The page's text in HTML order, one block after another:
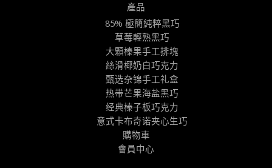
產品
85% 極簡純粹黑巧
草莓輕熟黑巧
大顆榛果手工排塊
絲滑椰奶白巧克力
甄选杂锦手工礼盒
热带芒果海盐黑巧
经典榛子板巧克力
意式卡布奇诺夹心生巧
購物車
會員中心